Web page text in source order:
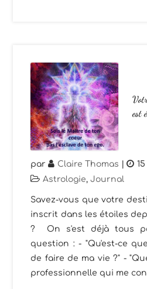
est
par Claire Thomas |
Astrologie,Journal
Savez-vous que votre
inscrit dans les étoiles
? On s'est déjà tous
question : - "Qu'est-ce
de faire de ma vie ?" -
professionnelle qui me